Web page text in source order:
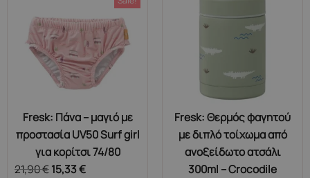
Fresk: Πάνα – μαγιό με
προστασία UV50 Surf girl
για κορίτσι 74/80
21,90€15,33€
Fresk: Θερμός φαγητού
με διπλό τοίχωμα από
ανοξείδωτο ατσάλι
300ml – Crocodile